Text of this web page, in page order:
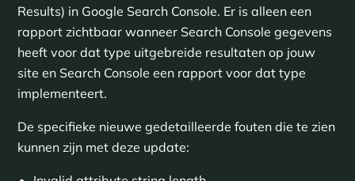
Results) in Google Search Console. Er is alleen een
rapport zichtbaar wanneer Search Console gegevens
heeft voor dat type uitgebreide resultaten op jouw
site en Search Console een rapport voor dat type
implementeert.
De specifieke nieuwe gedetailleerde fouten die te zien
kunnen zijn met deze update: